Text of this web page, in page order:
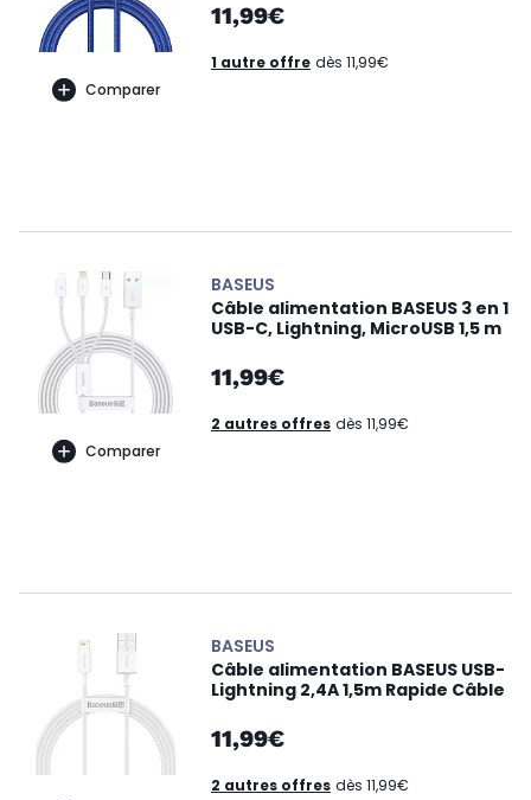
Comparer
11,99€
1 autre offre dès 11,99€
Comparer
BASEUS
Câble alimentation BASEUS 3 en 1
USB-C, Lightning, MicroUSB 1,5 m
11,99€
2 autres offres dès 11,99€
BASEUS
Câble alimentation BASEUS USB-
Lightning 2,4A 1,5m Rapide Câble
11,99€
2 autres offres dès 11,99€